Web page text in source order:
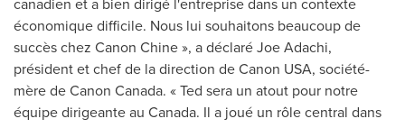
économique difficile. Nous lui souhaitons beaucoup de
succès chez Canon Chine », a déclaréJoe Adachi,
président et chef de la direction de Canon USA, société-
mère de Canon Canada. « Ted sera un atout pour notre
équipe dirigeante au Canada. Il a joué un rôle central dans